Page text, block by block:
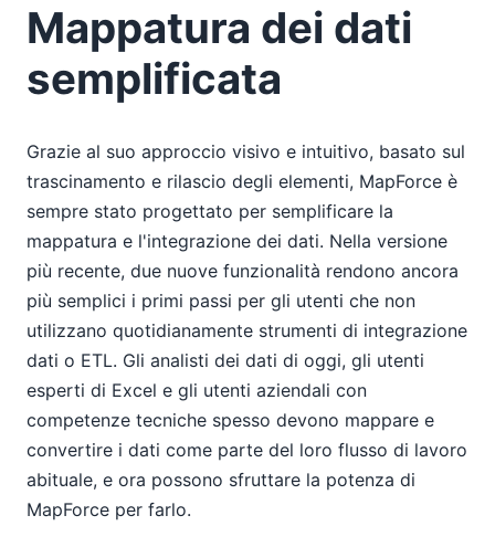
Mappatura dei dati
semplificata
Grazie al suo approccio visivo e intuitivo, basato sul
trascinamento e rilascio degli elementi, MapForce è
sempre stato progettato per semplificare la
mappatura e l'integrazione dei dati. Nella versione
più recente, due nuove funzionalità rendono ancora
più semplici i primi passi per gli utenti che non
utilizzano quotidianamente strumenti di integrazione
dati o ETL. Gli analisti dei dati di oggi, gli utenti
esperti di Excel e gli utenti aziendali con
competenze tecniche spesso devono mappare e
convertire i dati come parte del loro flusso di lavoro
abituale, e ora possono sfruttare la potenza di
MapForce per farlo.